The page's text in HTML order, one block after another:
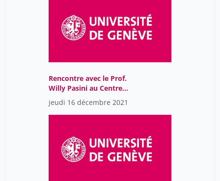
Wullschleger Lilo
Yaron Michal
ducret andré
rigoli juan
Rencontre avec le Prof.
Willy Pasini au Centre
Maurice Chalumeau en
sciences des sexualités
jeudi 16 décembre 2021